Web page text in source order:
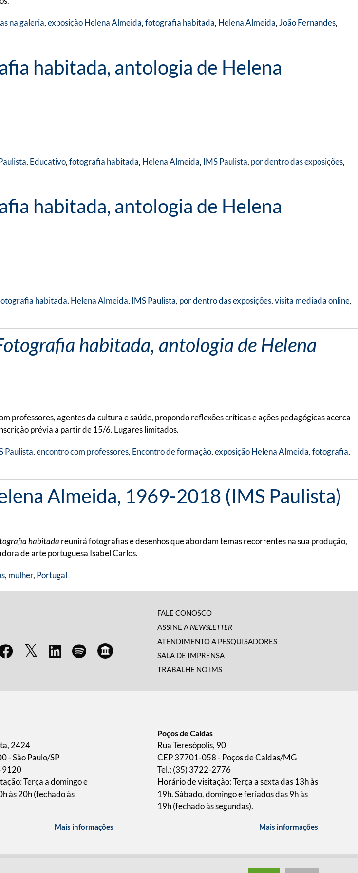
na galeria,exposição Helena Almeida,fotografia habitada, Helena Almeida, João Fernandes,
habitada, antologia de Helena
, Educativo,fotografia habitada, Helena Almeida, IMS Paulista, por dentro das exposições,
habitada, antologia de Helena
habitada, Helena Almeida, IMS Paulista, por dentro das exposições,visita mediada online,
habitada, antologia de Helena
professores, agentes da cultura e saúde, propondo reflexões críticas e ações pedagógicas acerca
prévia a partir de 15/6. Lugares limitados.
Paulista,encontro com professores, Encontro de formação,exposição Helena Almeida,fotografia,
Almeida, 1969-2018 (IMS Paulista)
habitada reunirá fotografias e desenhos que abordam temas recorrentes na sua produção,
de arte portuguesa Isabel Carlos.
, mulher, Portugal
FALE CONOSCO
ASSINE A NEWSLETTER
ATENDIMENTO A PESQUISADORES
SALA DE IMPRENSA
TRABALHE NO IMS
2424
- São Paulo/SP
9120
Terça a domingo e
às 20h (fechado às
Mais informações
Poços de Caldas
Rua Teresópolis, 90
CEP 37701-058 - Poços de Caldas/MG
Tel.: (35) 3722-2776
Horário de visitação: Terça a sexta das 13h às
19h. Sábado, domingo e feriados das 9h às
19h (fechado às segundas).
Mais informações
desenvolvido pelohacklab/